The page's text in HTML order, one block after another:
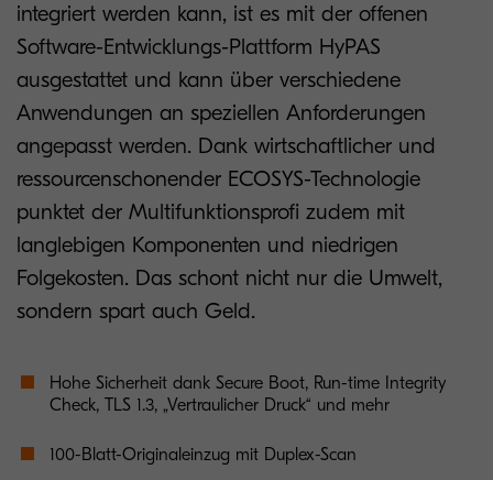
integriert werden kann, ist es mit der offenen
Software-Entwicklungs-Plattform HyPAS
ausgestattet und kann über verschiedene
Anwendungen an speziellen Anforderungen
angepasst werden. Dank wirtschaftlicher und
ressourcenschonender ECOSYS-Technologie
punktet der Multifunktionsprofi zudem mit
langlebigen Komponenten und niedrigen
Folgekosten. Das schont nicht nur die Umwelt,
sondern spart auch Geld.
Hohe Sicherheit dank Secure Boot, Run-time Integrity
Check, TLS 1.3, „Vertraulicher Druck“ und mehr
100-Blatt-Originaleinzug mit Duplex-Scan